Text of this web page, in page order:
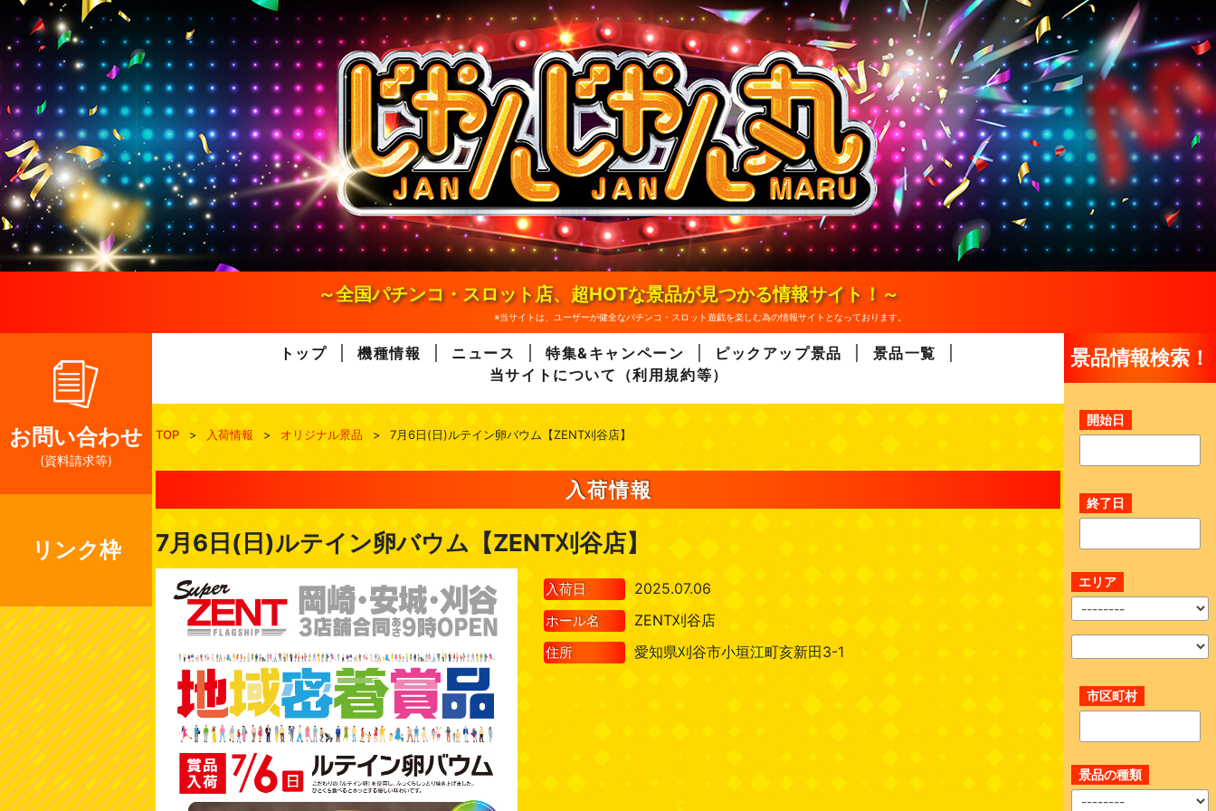
n
e
n
～全国パチンコ・スロット店、超HOTな景品が見つかる情報サイト！～
※当サイトは、ユーザーが健全なパチンコ・スロット遊戯を楽しむ為の情報サイトとなっております。
お問い合わせ
(資料請求等)
リンク枠
トップ 機種情報 ニュース 特集&キャンペーン ピックアップ景品
景品一覧
当サイトについて（利用規約等）
TOP > 入荷情報 > オリジナル景品 > 7月6日(日)ルテイン卵バウム【ZENT刈谷店】
入荷情報
7月6日(日)ルテイン卵バウム【ZENT刈谷店】
入荷日 2025.07.06
ホール名 ZENT刈谷店
住所 愛知県刈谷市小垣江町亥新田3-1
景品情報検索！
開始日
終了日
エリア
市区町村
景品の種類